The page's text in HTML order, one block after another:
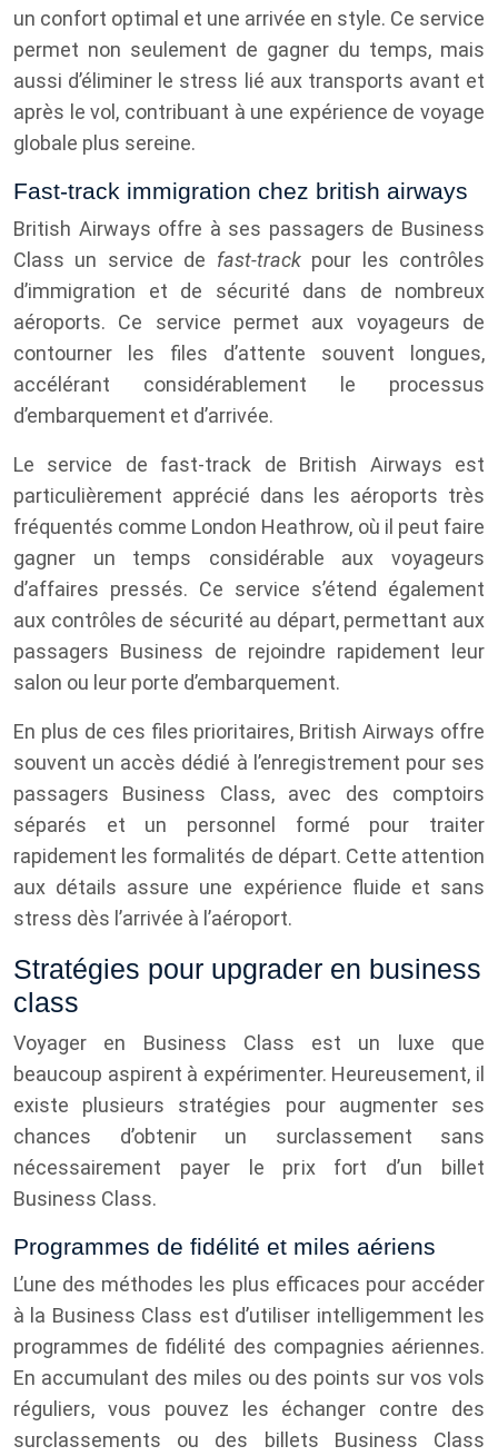
un confort optimal et une arrivée en style. Ce service
permet non seulement de gagner du temps, mais
aussi d’éliminer le stress lié aux transports avant et
après le vol, contribuant à une expérience de voyage
globale plus sereine.
Fast-track immigration chez british airways
British Airways offre à ses passagers de Business
Class un service de fast-track pour les contrôles
d’immigration et de sécurité dans de nombreux
aéroports. Ce service permet aux voyageurs de
contourner les files d’attente souvent longues,
accélérant considérablement le processus
d’embarquement et d’arrivée.
Le service de fast-track de British Airways est
particulièrement apprécié dans les aéroports très
fréquentés comme London Heathrow, où il peut faire
gagner un temps considérable aux voyageurs
d’affaires pressés. Ce service s’étend également
aux contrôles de sécurité au départ, permettant aux
passagers Business de rejoindre rapidement leur
salon ou leur porte d’embarquement.
En plus de ces files prioritaires, British Airways offre
souvent un accès dédié à l’enregistrement pour ses
passagers Business Class, avec des comptoirs
séparés et un personnel formé pour traiter
rapidement les formalités de départ. Cette attention
aux détails assure une expérience fluide et sans
stress dès l’arrivée à l’aéroport.
Stratégies pour upgrader en business
class
Voyager en Business Class est un luxe que
beaucoup aspirent à expérimenter. Heureusement, il
existe plusieurs stratégies pour augmenter ses
chances d’obtenir un surclassement sans
nécessairement payer le prix fort d’un billet
Business Class.
Programmes de fidélité et miles aériens
L’une des méthodes les plus efficaces pour accéder
à la Business Class est d’utiliser intelligemment les
programmes de fidélité des compagnies aériennes.
En accumulant des miles ou des points sur vos vols
réguliers, vous pouvez les échanger contre des
surclassements ou des billets Business Class